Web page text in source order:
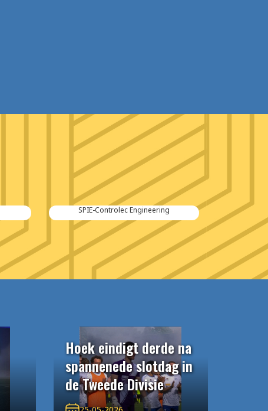
SPIE-Controlec Engineering
Hoek eindigt derde na
spannenede slotdag in
de Tweede Divisie